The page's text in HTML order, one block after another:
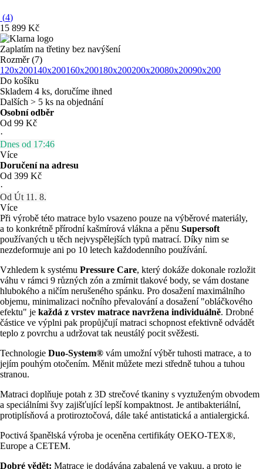
(4)
15 899 Kč
Zaplatím na třetiny bez navýšení
Rozměr (7)
120x200140x200160x200180x200200x20080x20090x200
Do košíku
Skladem 4 ks, doručíme ihned
Dalších > 5 ks na objednání
Osobní odběr
Od 99 Kč
·
Dnes od 17:46
Více
Doručení na adresu
Od 399 Kč
·
Od Út 11. 8.
Více
Při výrobě této matrace bylo vsazeno pouze na výběrové materiály,
a to konkrétně přírodní kašmírová vlákna a pěnu Supersoft
používaných u těch nejvyspělejších typů matrací. Díky nim se
nezdeformuje ani po 10 letech každodenního používání.
Vzhledem k systému Pressure Care, který dokáže dokonale rozložit
váhu v rámci 9 různých zón a zmírnit tlakové body, se vám dostane
hlubokého a ničím nerušeného spánku. Pro dosažení maximálního
objemu, minimalizaci nočního převalování a dosažení "obláčkového
efektu" je každá z vrstev matrace navržena individuálně. Drobné
částice ve výplni pak propůjčují matraci schopnost efektivně odvádět
teplo z povrchu a udržovat tak neustálý pocit svěžesti.
Technologie Duo-System® vám umožní výběr tuhosti matrace, a to
jejím pouhým otočením. Měnit můžete mezi středně tuhou a tuhou
stranou.
Matraci doplňuje potah z 3D strečové tkaniny s vyztuženým obvodem
a speciálními švy zajišťující lepší kompaktnost. Je antibakteriální,
protiplísňová a protiroztočová, dále také antistatická a antialergická.
Poctivá španělská výroba je oceněna certifikáty OEKO-TEX®,
Europe a CETEM.
Dobré vědět: Matrace je dodávána zabalená ve vakuu, a proto je